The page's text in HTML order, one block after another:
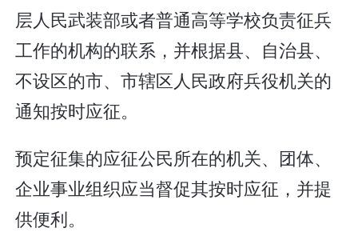
层人民武装部或者普通高等学校负责征兵
工作的机构的联系，并根据县、自治县、
不设区的市、市辖区人民政府兵役机关的
通知按时应征。
预定征集的应征公民所在的机关、团体、
企业事业组织应当督促其按时应征，并提
供便利。